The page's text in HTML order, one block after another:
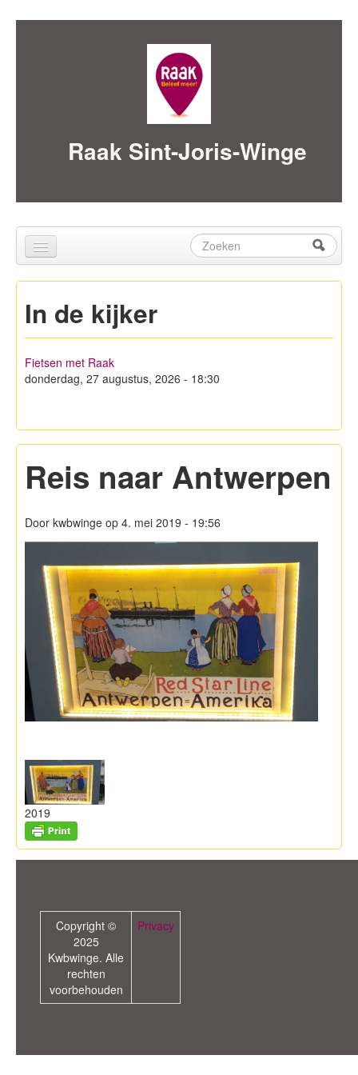
Raak Sint-Joris-Winge
Zoekveld
Zoeken
Home
over ons
Activiteiten
Hagelandse Kerstmarkt
Lid worden!
In de kijker
Fietsen met Raak
donderdag, 27 augustus, 2026 - 18:30
Reis naar Antwerpen
Door kwbwinge op 4. mei 2019 - 19:56
2019
Copyright ©
2025
Kwbwinge. Alle
rechten
voorbehouden
Privacy